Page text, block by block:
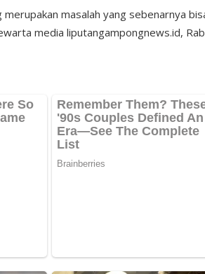
masalah yang sebenarnya
media liputangampongnews.id,